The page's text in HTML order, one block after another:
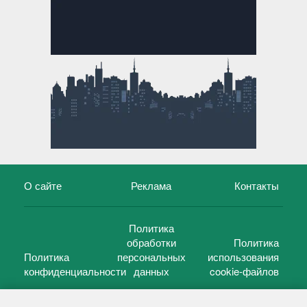
О сайте Реклама Контакты
Политика
конфиденциальности
Политика
обработки
персональных
данных
Политика
использования
cookie-файлов